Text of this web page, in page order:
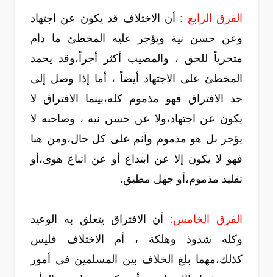
الفرق الرابع : أن الاختلاف قد يكون عن اجتهاد
وعن حسن نية ويؤجر عليه المخطئ ما دام
متحرياً للحق ، والمصيب أكثر أجراً،وقد يحمد
المخطئ على الاجتهاد أيضاً ، أما إذا وصل إلى
حد الافتراق فهو مذموم كله،بينما الافتراق لا
يكون عن اجتهاد،ولا عن حسن نية ، وصاحبه لا
يؤجر بل هو مذموم وآثم على كل حال،ومن هنا
فهو لا يكون إلا عن ابتداع أو عن اتباع هوى،أو
تقليد مذموم،أو جهل مطبق.
الفرق الخامس: أن الافتراق يتعلق به الوعيد
وكله شذوذ وهلكة ، أم الاختلاف فليس
كذلك،مهما بلغ الخلاف بين المسلمين في أمور